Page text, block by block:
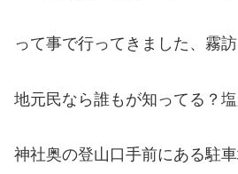
って事で行ってきました、霧訪
地元民なら誰もが知ってる？塩
神社奥の登山口手前にある駐車